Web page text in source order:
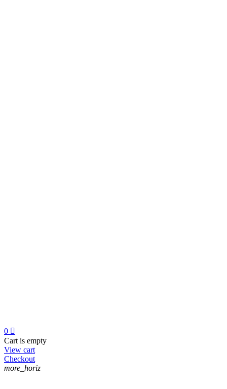
0 
Cart is empty
View cart
Checkout
more_horiz